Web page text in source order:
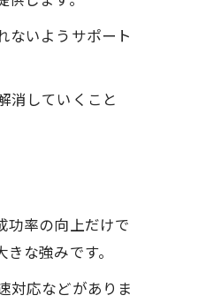
ないようサポート
消していくこと
功率の向上だけで
な強みです。
対応などがありま